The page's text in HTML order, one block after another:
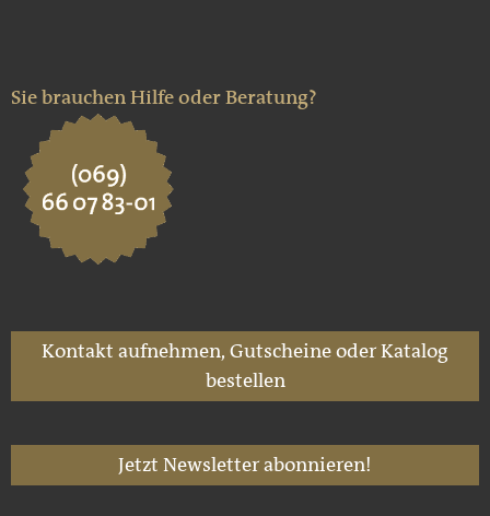
Sie brauchen Hilfe oder Beratung?
Kontakt aufnehmen, Gutscheine oder Katalog
bestellen
Jetzt Newsletter abonnieren!